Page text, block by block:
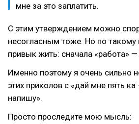
мне за это заплатить.
С этим утверждением можно
несогласным тоже. Но по такому
привык жить: сначала «работа»
Именно поэтому я очень сильно
этих приколов с «дай мне пять
напишу».
Просто проследите мою мысль: